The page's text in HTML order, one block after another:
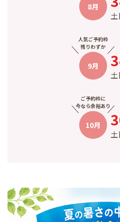
8月
人気ご予約枠
残りわずか
9月
ご予約枠に
今なら余裕あり
10月